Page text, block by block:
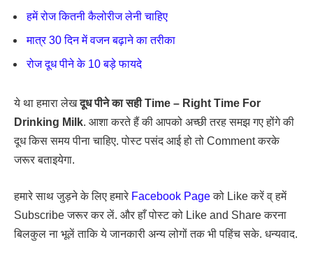
हमें रोज कितनी कैलोरीज लेनी चाहिए
मात्र 30 दिन में वजन बढ़ाने का तरीका
रोज दूध पीने के 10 बड़े फायदे
ये था हमारा लेखदूध पीने का सही Time – Right Time For
Drinking Milk. आशा करते हैं की आपको अच्छी तरह समझ गए होंगे की
दूध किस समय पीना चाहिए. पोस्ट पसंद आई हो तो Comment करके
जरूर बताइयेगा.
हमारे साथ जुड़ने के लिए हमारे Facebook Pageको Like करें व् हमें
Subscribe जरूर कर लें. और हाँ पोस्ट को Like and Share करना
बिलकुल ना भूलें ताकि ये जानकारी अन्य लोगों तक भी पहिंच सके. धन्यवाद.